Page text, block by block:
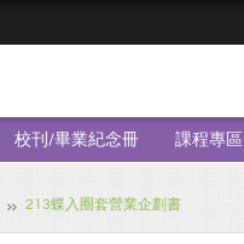
校刊/畢業紀念冊 課程專區
213蝶入圈套營業企劃書